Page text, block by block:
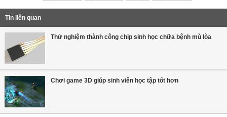
Tin liên quan
Thử nghiệm thành công chip sinh học chữa bệnh mù lòa
Chơi game 3D giúp sinh viên học tập tốt hơn